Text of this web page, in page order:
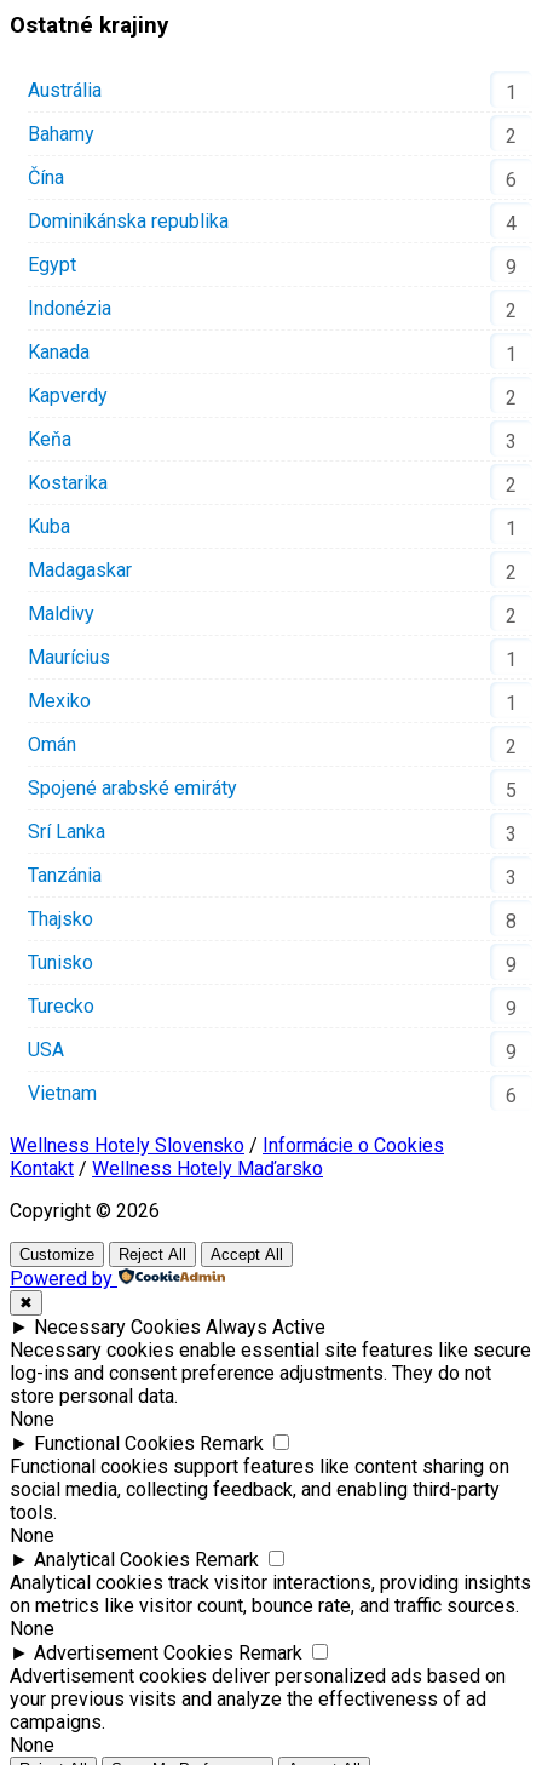
Ostatné krajiny
Austrália
1
Bahamy
2
Čína
6
Dominikánska republika
4
Egypt
9
Indonézia
2
Kanada
1
Kapverdy
2
Keňa
3
Kostarika
2
Kuba
1
Madagaskar
2
Maldivy
2
Maurícius
1
Mexiko
1
Omán
2
Spojené arabské emiráty
5
Srí Lanka
3
Tanzánia
3
Thajsko
8
Tunisko
9
Turecko
9
USA
9
Vietnam
6
Wellness Hotely Slovensko / Informácie o Cookies
Kontakt / Wellness Hotely Maďarsko
Copyright © 2026
Customize Reject All Accept All
Powered by
✖
► Necessary Cookies Always Active
Necessary cookies enable essential site features like secure
log-ins and consent preference adjustments. They do not
store personal data.
None
► Functional Cookies Remark
Functional cookies support features like content sharing on
social media, collecting feedback, and enabling third-party
tools.
None
► Analytical Cookies Remark
Analytical cookies track visitor interactions, providing insights
on metrics like visitor count, bounce rate, and traffic sources.
None
► Advertisement Cookies Remark
Advertisement cookies deliver personalized ads based on
your previous visits and analyze the effectiveness of ad
campaigns.
None